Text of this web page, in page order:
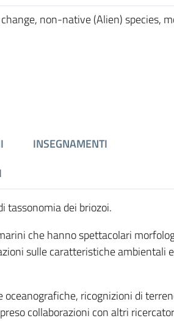
non-native (Alien) species,
INSEGNAMENTI
tassonomia dei briozoi.
che hanno spettacolari
sulle caratteristiche ambientali
ricognizioni di
collaborazioni con altri